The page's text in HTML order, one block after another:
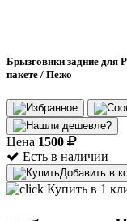
Брызговики задние для
пакете / Пежо
Цена 1500
Есть в наличии
Купить в 1